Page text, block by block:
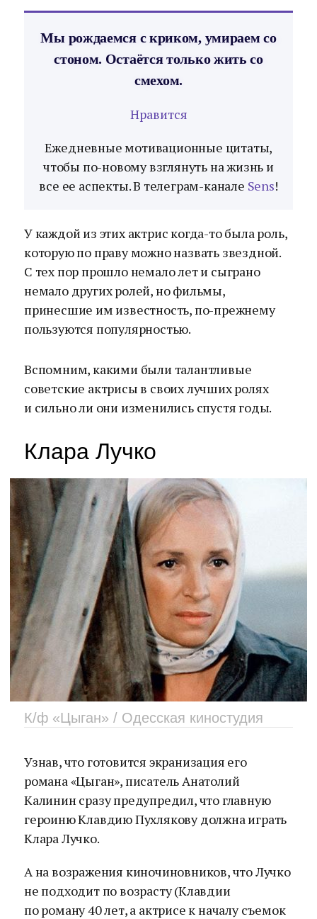
Мы рождаемся с криком, умираем со
стоном. Остаётся только жить со
смехом.
Нравится
Ежедневные мотивационные цитаты,
чтобы по-новому взглянуть на жизнь и
все ее аспекты. В телеграм-канале Sens!
У каждой из этих актрис когда-то была роль,
которую по праву можно назвать звездной.
С тех пор прошло немало лет и сыграно
немало других ролей, но фильмы,
принесшие им известность, по-прежнему
пользуются популярностью.
Вспомним, какими были талантливые
советские актрисы в своих лучших ролях
и сильно ли они изменились спустя годы.
Клара Лучко
К/ф «Цыган» / Одесская киностудия
Узнав, что готовится экранизация его
романа «Цыган», писатель Анатолий
Калинин сразу предупредил, что главную
героиню Клавдию Пухлякову должна играть
Клара Лучко.
А на возражения киночиновников, что Лучко
не подходит по возрасту (Клавдии
по роману 40 лет, а актрисе к началу съемок